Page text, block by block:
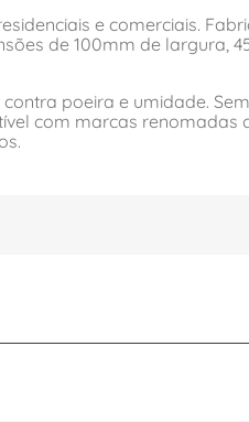
e comerciais.
de 100mm de largura,
poeira e umidade.
com marcas renomadas